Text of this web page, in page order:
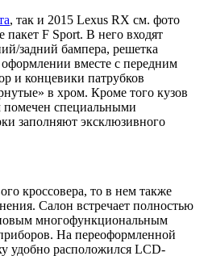
, так и 2015 Lexus RX см. фото
F Sport. В него входят
задний бампера, решетка
вместе с передним
и концевики патрубков
в хром. Кроме того кузов
помечен специальными
заполняют эксклюзивного
кроссовера, то в нем также
Салон встречает полностью
многофункциональным
На переоформленной
удобно расположился LCD-